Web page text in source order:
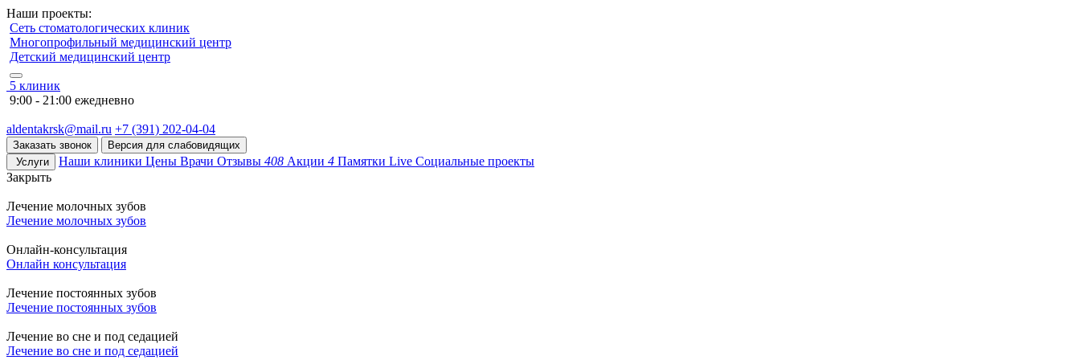
Наши проекты:
Сеть стоматологических клиник
Многопрофильный медицинский центр
Детский медицинский центр
5 клиник
9:00 - 21:00 ежедневно
aldentakrsk@mail.ru +7 (391) 202-04-04
Заказать звонок
Версия для слабовидящих
Услуги
Наши клиники Цены Врачи Отзывы 408 Акции 4 Памятки Live Социальные проекты
Закрыть
Лечение молочных зубов
Лечение молочных зубов
Онлайн-консультация
Онлайн консультация
Лечение постоянных зубов
Лечение постоянных зубов
Лечение во сне и под седацией
Лечение во сне и под седацией